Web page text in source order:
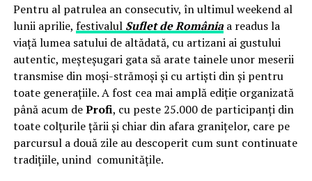
Pentru al patrulea an consecutiv, în ultimul weekend al
lunii aprilie, festivalul Suflet de Româniaa readus la
viață lumea satului de altădată, cu artizani ai gustului
autentic, meșteșugari gata să arate tainele unor meserii
transmise din moși-strămoși și cu artiști din și pentru
toate generațiile. A fost cea mai amplă ediție organizată
până acum deProfi, cu peste 25.000 de participanți din
toate colțurile țării și chiar din afara granițelor, care pe
parcursul a două zile au descoperit cum sunt continuate
tradițiile, unind comunitățile.